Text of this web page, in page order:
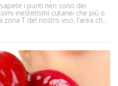
i punti neri sono dei
inestetismi cutanei che più o
T del nostro viso, l’area che
e alterazioni del pH della pelle,
e non si usano prodotti